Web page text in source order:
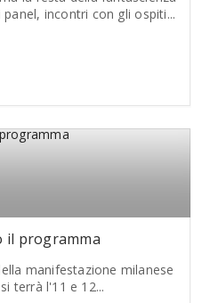
incontri con gli ospiti...
il programma
manifestazione milanese
terrà l'11 e 12...